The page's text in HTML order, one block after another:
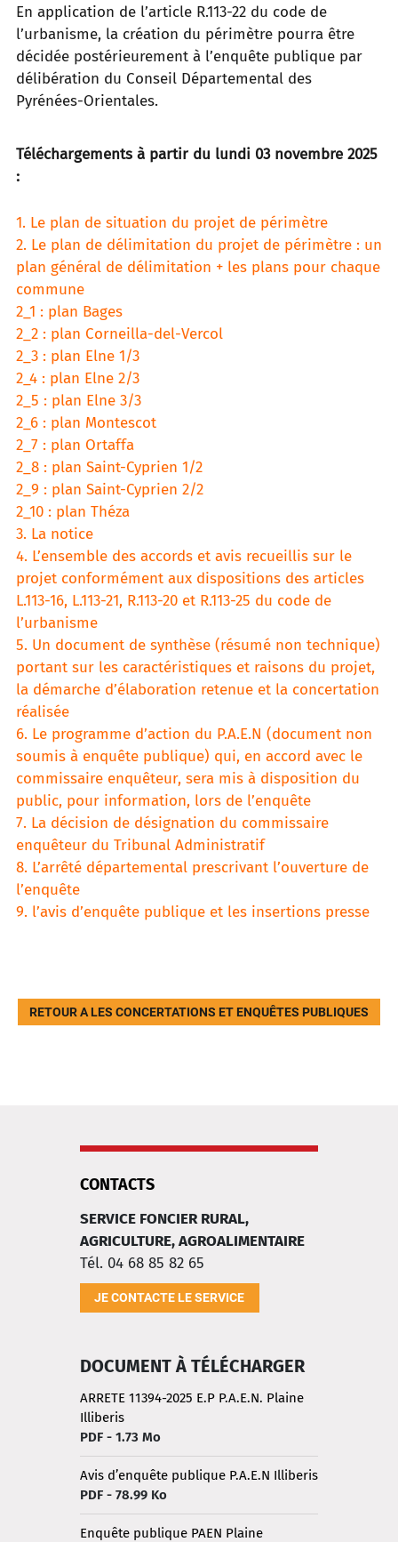
En application de l’article R.113-22 du code de
l’urbanisme, la création du périmètre pourra être
décidée postérieurement à l’enquête publique par
délibération du Conseil Départemental des
Pyrénées-Orientales.
Téléchargements à partir du lundi 03 novembre 2025
:
1. Le plan de situation du projet de périmètre
2. Le plan de délimitation du projet de périmètre : un
plan général de délimitation + les plans pour chaque
commune
2_1 : plan Bages
2_2 : plan Corneilla-del-Vercol
2_3 : plan Elne 1/3
2_4 : plan Elne 2/3
2_5 : plan Elne 3/3
2_6 : plan Montescot
2_7 : plan Ortaffa
2_8 : plan Saint-Cyprien 1/2
2_9 : plan Saint-Cyprien 2/2
2_10 : plan Théza
3. La notice
4. L’ensemble des accords et avis recueillis sur le
projet conformément aux dispositions des articles
L.113-16, L.113-21, R.113-20 et R.113-25 du code de
l’urbanisme
5. Un document de synthèse (résumé non technique)
portant sur les caractéristiques et raisons du projet,
la démarche d’élaboration retenue et la concertation
réalisée
6. Le programme d’action du P.A.E.N (document non
soumis à enquête publique) qui, en accord avec le
commissaire enquêteur, sera mis à disposition du
public, pour information, lors de l’enquête
7. La décision de désignation du commissaire
enquêteur du Tribunal Administratif
8. L’arrêté départemental prescrivant l’ouverture de
l’enquête
9. l’avis d’enquête publique et les insertions presse
RETOUR A LES CONCERTATIONS ET ENQUÊTES PUBLIQUES
CONTACTS
SERVICE FONCIER RURAL,
AGRICULTURE, AGROALIMENTAIRE
Tél. 04 68 85 82 65
JE CONTACTE LE SERVICE
DOCUMENT À TÉLÉCHARGER
ARRETE 11394-2025 E.P P.A.E.N. Plaine
Illiberis
PDF - 1.73 Mo
Avis d’enquête publique P.A.E.N Illiberis
PDF - 78.99 Ko
Enquête publique PAEN Plaine